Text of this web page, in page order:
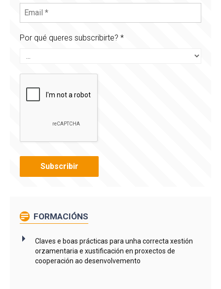
Por qué queres subscribirte? *
FORMACIÓNS
Claves e boas prácticas para unha correcta xestión
orzamentaria e xustificación en proxectos de
cooperación ao desenvolvemento